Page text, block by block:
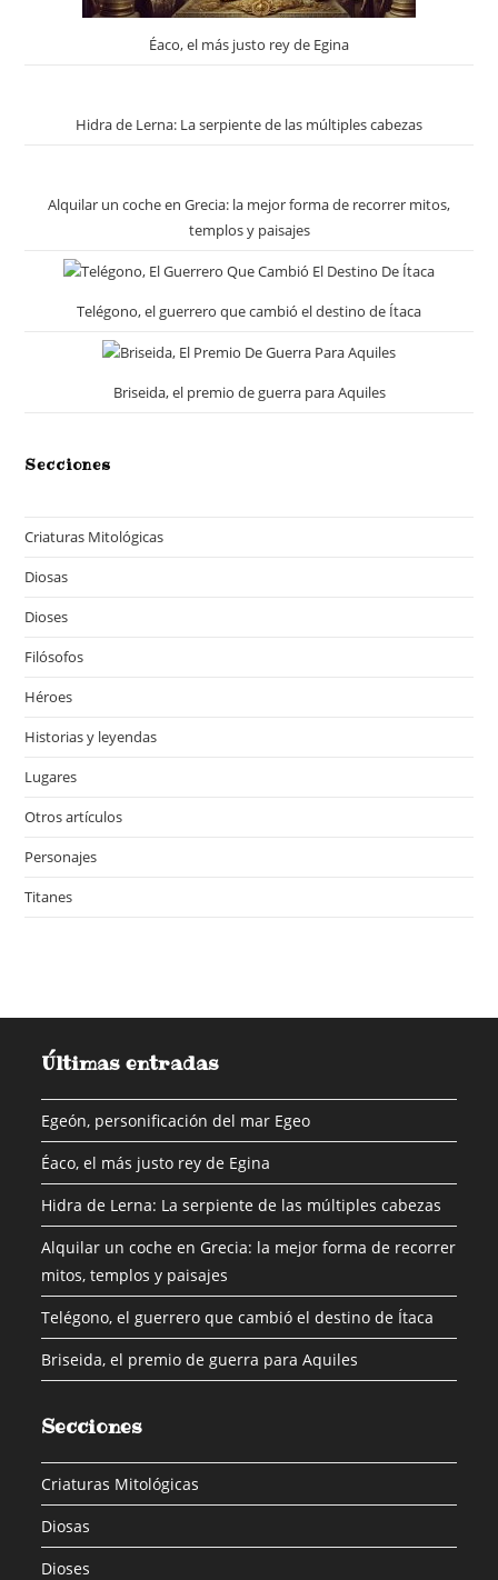
Éaco, el más justo rey de Egina
Hidra de Lerna: La serpiente de las múltiples cabezas
Alquilar un coche en Grecia: la mejor forma de recorrer mitos,
templos y paisajes
Telégono, el guerrero que cambió el destino de Ítaca
Briseida, el premio de guerra para Aquiles
Secciones
Criaturas Mitológicas
Diosas
Dioses
Filósofos
Héroes
Historias y leyendas
Lugares
Otros artículos
Personajes
Titanes
Últimas entradas
Egeón, personificación del mar Egeo
Éaco, el más justo rey de Egina
Hidra de Lerna: La serpiente de las múltiples cabezas
Alquilar un coche en Grecia: la mejor forma de recorrer
mitos, templos y paisajes
Telégono, el guerrero que cambió el destino de Ítaca
Briseida, el premio de guerra para Aquiles
Secciones
Criaturas Mitológicas
Diosas
Dioses